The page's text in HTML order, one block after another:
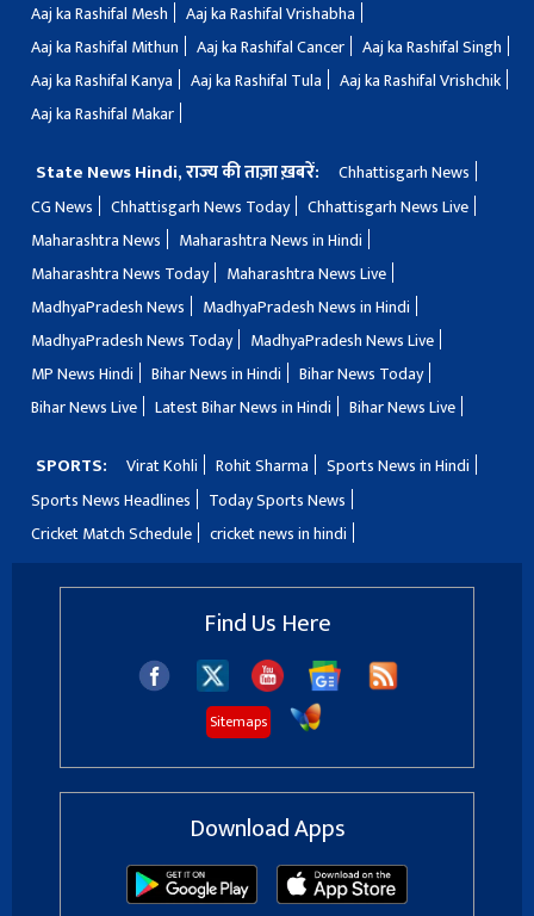
Aaj ka Rashifal Mesh
Aaj ka Rashifal Vrishabha
Aaj ka Rashifal Mithun
Aaj ka Rashifal Cancer
Aaj ka Rashifal Singh
Aaj ka Rashifal Kanya
Aaj ka Rashifal Tula
Aaj ka Rashifal Vrishchik
Aaj ka Rashifal Makar
State News Hindi, राज्य की ताज़ा ख़बरें:
Chhattisgarh News
CG News
Chhattisgarh News Today
Chhattisgarh News Live
Maharashtra News
Maharashtra News in Hindi
Maharashtra News Today
Maharashtra News Live
MadhyaPradesh News
MadhyaPradesh News in Hindi
MadhyaPradesh News Today
MadhyaPradesh News Live
MP News Hindi
Bihar News in Hindi
Bihar News Today
Bihar News Live
Latest Bihar News in Hindi Bihar News Live
SPORTS: Virat Kohli Rohit Sharma
Sports News in Hindi
Sports News Headlines
Today Sports News
Cricket Match Schedule
cricket news in hindi
Find Us Here
Sitemaps
Download Apps